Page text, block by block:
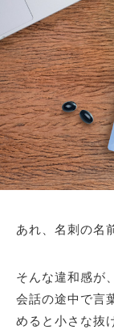
あれ、名刺の
そんな違和感が
会話の途中で言
めると小さな抜